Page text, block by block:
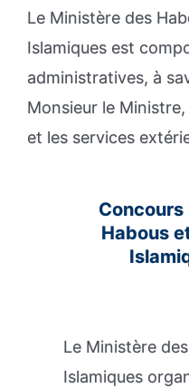
Le Ministère des
Islamiques est
administratives, à
Monsieur le
et les services
Habous
Le Ministère
Islamiques